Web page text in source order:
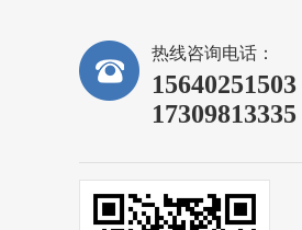
热线咨询电话：
15640251503
17309813335